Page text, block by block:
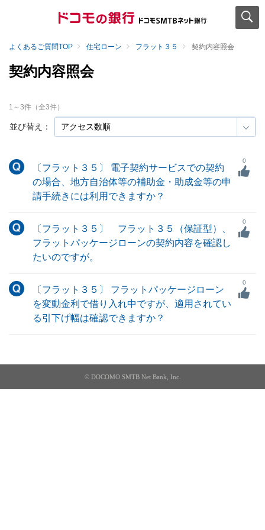
よくあるご質問TOP 住宅ローン フラット３５ 契約内容照会
契約内容照会
並び替え：
1 ～3件（全3件）
〔フラット３５〕 電子契約サービスでの契約
の場合、地方自治体等の補助金・助成金等の申
請手続きには利用できますか？
0
〔フラット３５〕 フラット３５（保証型）、
フラットパッケージローンの契約内容を確認し
たいのですが。
0
〔フラット３５〕 フラットパッケージローン
を変動金利で借り入れ中ですが、適用されてい
る引下げ幅は確認できますか？
0
© DOCOMO SMTB Net Bank, Inc.